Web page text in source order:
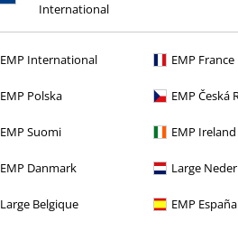
International
EMP International EMP France
EMP Polska EMP Česká
EMP Suomi EMP Ireland
EMP Danmark Large
Large Belgique EMP España